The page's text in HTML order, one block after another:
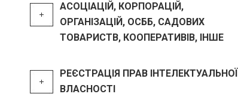
АСОЦІАЦІЙ, КОРПОРАЦІЙ,
ОРГАНІЗАЦІЙ, ОСББ, САДОВИХ
ТОВАРИСТВ, КООПЕРАТИВІВ, ІНШЕ
РЕЄСТРАЦІЯ ПРАВ ІНТЕЛЕКТУАЛЬНОЇ
ВЛАСНОСТІ